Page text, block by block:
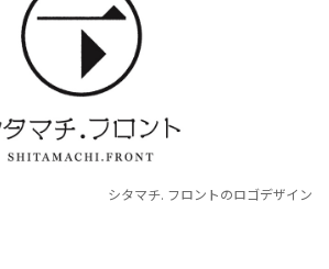
シタマチ. フロントのロゴデザイン